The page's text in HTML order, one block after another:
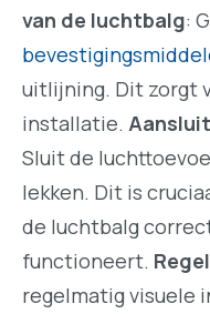
van de luchtbalg:
uitlijning. Dit zorgt
installatie.
Sluit de
lekken. Dit is
de luchtbalg
functioneert.
regelmatig visuele